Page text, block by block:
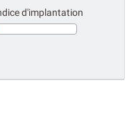
d'implantation